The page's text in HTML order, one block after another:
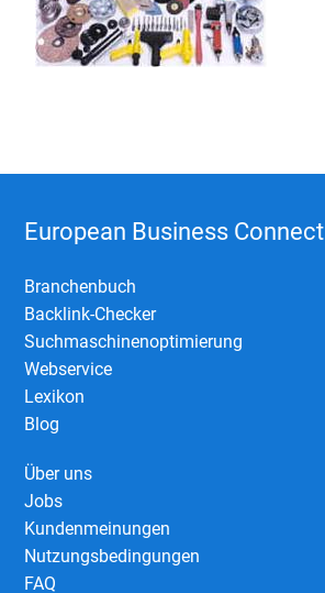
European Business Connect
Branchenbuch
Backlink-Checker
Suchmaschinenoptimierung
Webservice
Lexikon
Blog
Über uns
Jobs
Kundenmeinungen
Nutzungsbedingungen
FAQ